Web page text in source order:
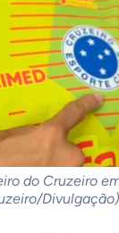
do Cruzeiro
Divulgação)